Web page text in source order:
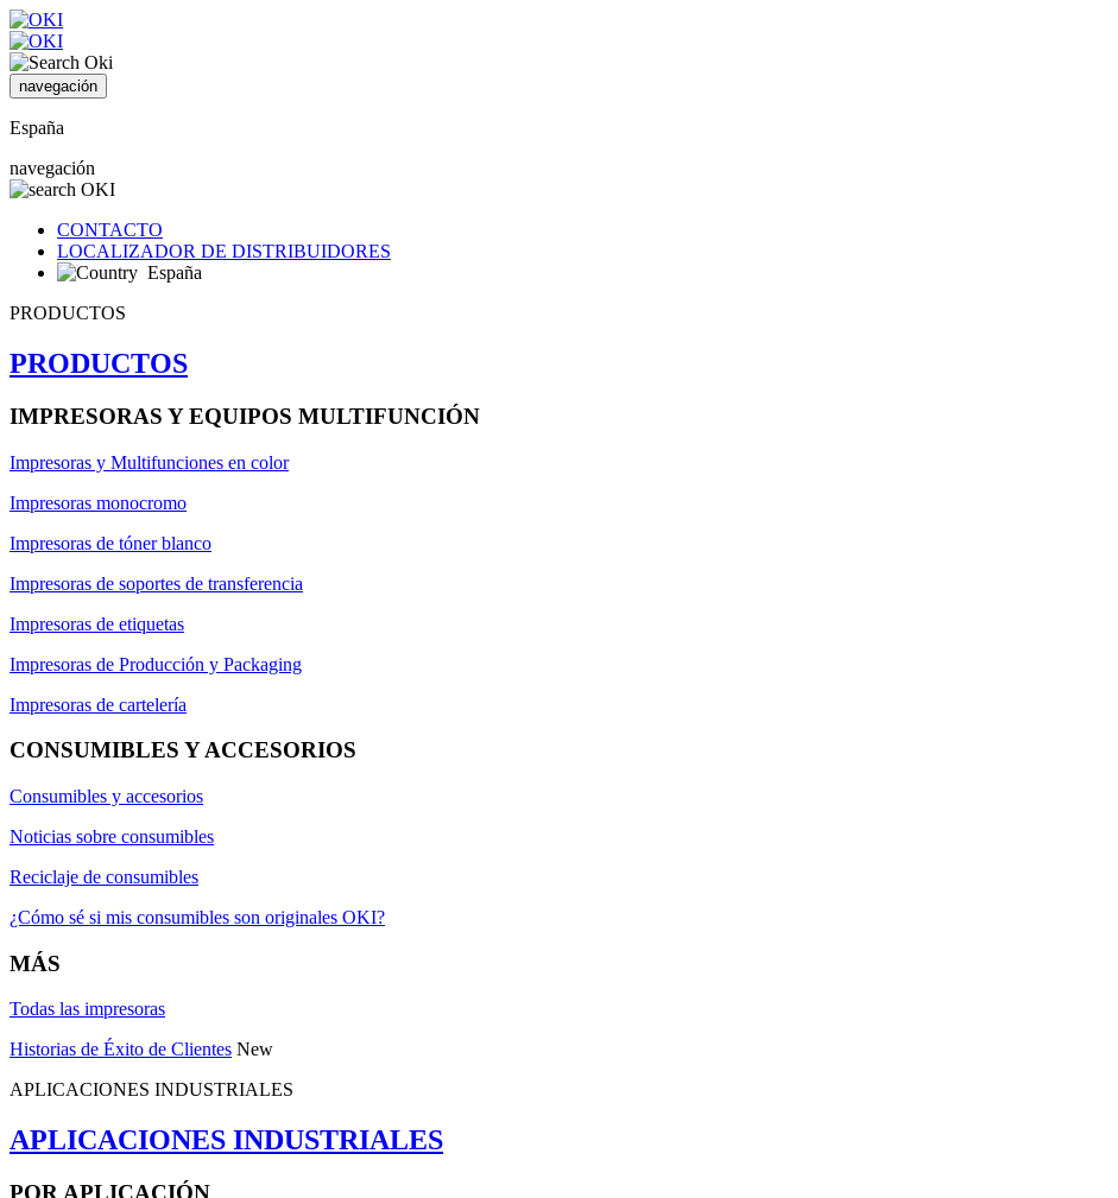
navegación
España
navegación
CONTACTO
LOCALIZADOR DE DISTRIBUIDORES
España
PRODUCTOS
PRODUCTOS
IMPRESORAS Y EQUIPOS MULTIFUNCIÓN
Impresoras y Multifunciones en color
Impresoras monocromo
Impresoras de tóner blanco
Impresoras de soportes de transferencia
Impresoras de etiquetas
Impresoras de Producción y Packaging
Impresoras de cartelería
CONSUMIBLES Y ACCESORIOS
Consumibles y accesorios
Noticias sobre consumibles
Reciclaje de consumibles
¿Cómo sé si mis consumibles son originales OKI?
MÁS
Todas las impresoras
Historias de Éxito de Clientes New
APLICACIONES INDUSTRIALES
APLICACIONES INDUSTRIALES
POR APLICACIÓN